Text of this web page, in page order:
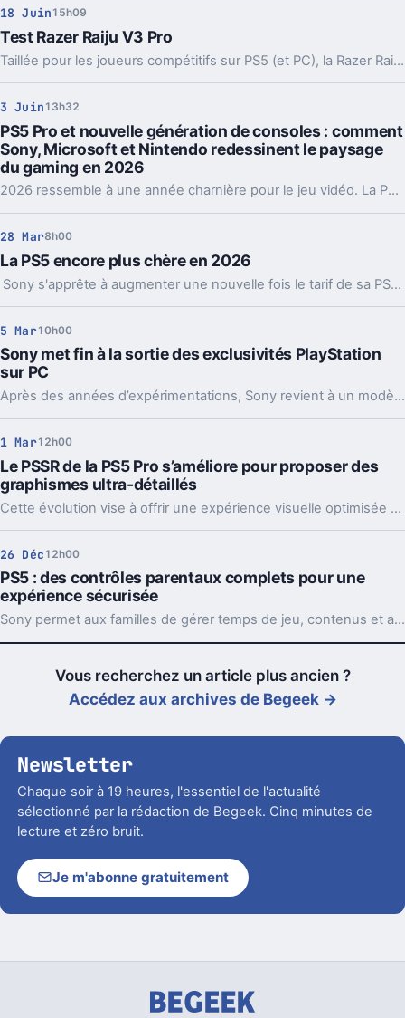
18 Juin 15h09
Test Razer Raiju V3 Pro
Taillée pour les joueurs compétitifs sur PS5 (et PC), la Razer Raiju V3 Pro se présente comme une alternative haut de gamme aux manettes officielles. Licence PlayStation, connexion 2,4 GHz via dongle, sticks magnétiques, gâchettes réglables et quatre palettes arrière : sur le papier, tout est là pour séduire les amateurs de FPS et de jeux compétitifs… à condition d’accepter un tarif qui flirte avec les 210 €.
3 Juin 13h32
PS5 Pro et nouvelle génération de consoles : comment
Sony, Microsoft et Nintendo redessinent le paysage
du gaming en 2026
2026 ressemble à une année charnière pour le jeu vidéo. La PS5 Pro tourne à plein régime, l'écosystème Xbox Series a fini de se stabiliser, et la Switch 2 continue d'aligner les semaines record.
28 Mar8h00
La PS5 encore plus chère en 2026
Sony s'apprête à augmenter une nouvelle fois le tarif de sa PS5 sur le marché européen.
5 Mar10h00
Sony met fin à la sortie des exclusivités PlayStation
sur PC
Après des années d’expérimentations, Sony revient à un modèle d’exclusivité assumé.
1 Mar12h00
Le PSSR de la PS5 Pro s’améliore pour proposer des
graphismes ultra-détaillés
Cette évolution vise à offrir une expérience visuelle optimisée aux joueurs, avec des graphismes plus fins et des performances accrues.
26 Déc 12h00
PS5 : des contrôles parentaux complets pour une
expérience sécurisée
Sony permet aux familles de gérer temps de jeu, contenus et achats pour protéger les enfants.
Vous recherchez un article plus ancien ?
Accédez aux archives de Begeek →
Newsletter
Chaque soir à 19 heures, l'essentiel de l'actualité
sélectionné par la rédaction de Begeek. Cinq minutes de
lecture et zéro bruit.
Je m'abonne gratuitement